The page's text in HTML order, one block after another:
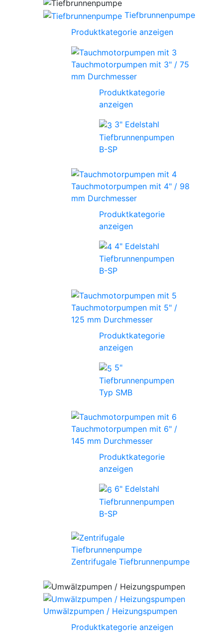
Tiefbrunnenpumpe
Produktkategorie anzeigen
Tauchmotorpumpen mit 3" / 75
mm Durchmesser
Produktkategorie
anzeigen
3" Edelstahl
Tiefbrunnenpumpen
B-SP
Tauchmotorpumpen mit 4" / 98
mm Durchmesser
Produktkategorie
anzeigen
4" Edelstahl
Tiefbrunnenpumpen
B-SP
Tauchmotorpumpen mit 5" /
125 mm Durchmesser
Produktkategorie
anzeigen
5"
Tiefbrunnenpumpen
Typ SMB
Tauchmotorpumpen mit 6" /
145 mm Durchmesser
Produktkategorie
anzeigen
6" Edelstahl
Tiefbrunnenpumpen
B-SP
Zentrifugale Tiefbrunnenpumpe
Umwälzpumpen / Heizungspumpen
Produktkategorie anzeigen